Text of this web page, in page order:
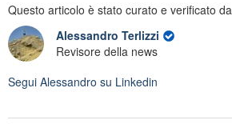
Questo articolo è stato curato e verificato da
Alessandro Terlizzi
Revisore della news
Segui Alessandro su Linkedin